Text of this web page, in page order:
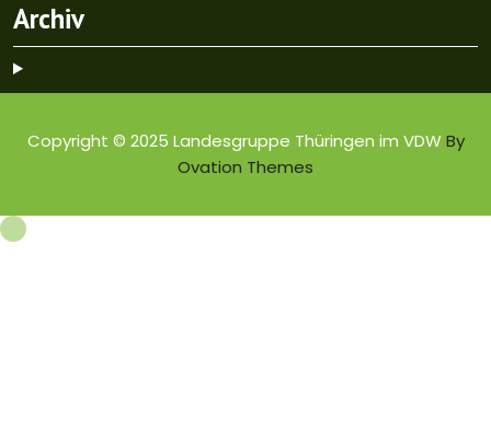
Archiv
Copyright © 2025 Landesgruppe Thüringen im VDWBy
Ovation Themes